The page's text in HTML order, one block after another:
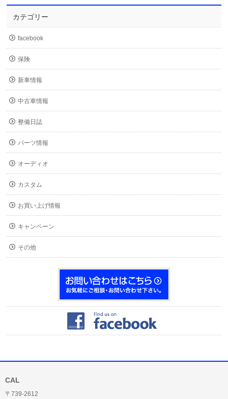
カテゴリー
facebook
保険
新車情報
中古車情報
整備日誌
パーツ情報
オーディオ
カスタム
お買い上げ情報
キャンペーン
その他
CAL
〒739-2612